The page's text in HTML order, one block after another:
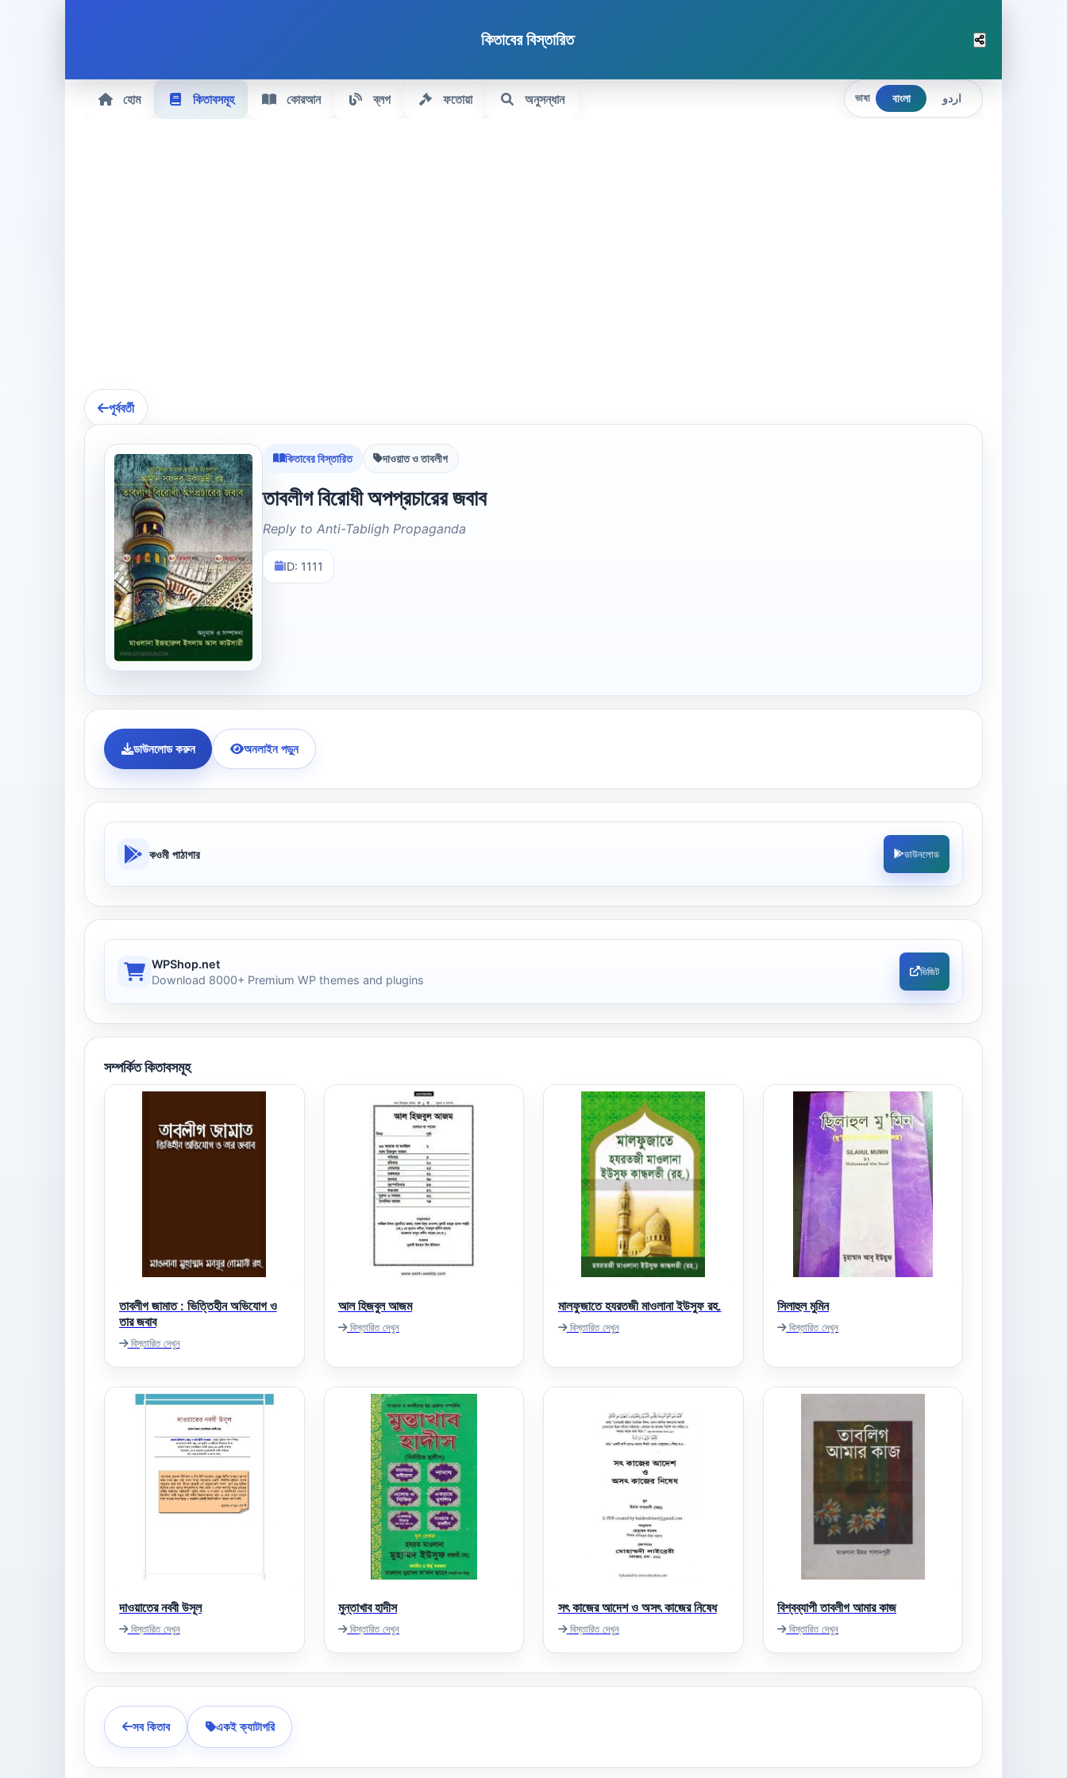
কিতাবের বিস্তারিত
হোম কিতাবসমূহ কোরআন ব্লগ ফতোয়া অনুসন্ধান ভাষা বাংলা اردو
পূর্ববর্তী
কিতাবের বিস্তারিত দাওয়াত ও তাবলীগ
তাবলীগ বিরোধী অপপ্রচারের জবাব
Reply to Anti-Tabligh Propaganda
ID: 1111
ডাউনলোড করুন অনলাইন পড়ুন
কওমী পাঠাগার ডাউনলোড
WPShop.net
Download 8000+ Premium WP themes and plugins
ভিজিট
সম্পর্কিত কিতাবসমূহ
তাবলীগ জামাত : ভিত্তিহীন অভিযোগ ও
তার জবাব
বিস্তারিত দেখুন
আল হিজবুল আজম
বিস্তারিত দেখুন
মালফুজাতে হযরতজী মাওলানা ইউসুফ রহ.
বিস্তারিত দেখুন
সিলাহুল মুমিন
বিস্তারিত দেখুন
দাওয়াতের নববী উসূল
বিস্তারিত দেখুন
মুন্তাখাব হাদীস
বিস্তারিত দেখুন
সৎ কাজের আদেশ ও অসৎ কাজের নিষেধ
বিস্তারিত দেখুন
বিশ্বব্যাপী তাবলীগ আমার কাজ
বিস্তারিত দেখুন
সব কিতাব একই ক্যাটাগরি